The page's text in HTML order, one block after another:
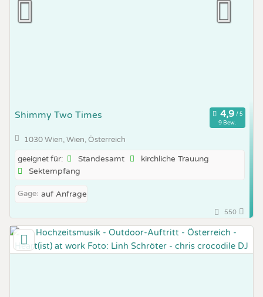
Shimmy Two Times
9 Bew.
1030 Wien, Wien, Österreich
geeignet für: Standesamt
kirchliche Trauung
Sektempfang
Gage: auf Anfrage
550